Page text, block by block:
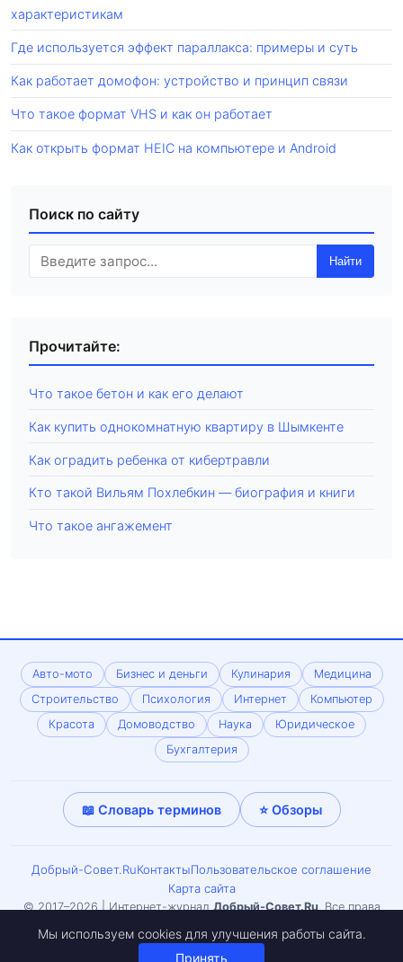
характеристикам
Где используется эффект параллакса: примеры и суть
Как работает домофон: устройство и принцип связи
Что такое формат VHS и как он работает
Как открыть формат HEIC на компьютере и Android
Поиск по сайту
Найти
Прочитайте:
Что такое бетон и как его делают
Как купить однокомнатную квартиру в Шымкенте
Как оградить ребенка от кибертравли
Кто такой Вильям Похлебкин — биография и книги
Что такое ангажемент
Авто-мото Бизнес и деньги Кулинария
Медицина
Строительство
Психология Интернет
Компьютер
Красота
Домоводство Наука
Юридическое
Бухгалтерия
📖 Словарь терминов ⭐ Обзоры
Добрый-Совет.RuКонтактыПользовательское соглашение
Карта сайта
© 2017–2026 | Интернет-журналДобрый-Совет.Ru. Все права
согласия редакции. Может встречаться материал 18+.
Мы используем cookies для улучшения работы сайта.
Принять